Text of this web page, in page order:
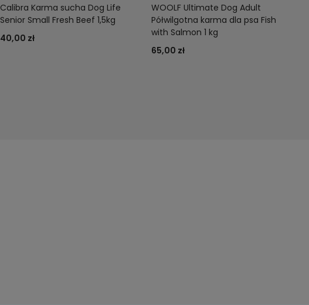
Calibra Karma sucha Dog Life
Senior Small Fresh Beef 1,5kg
40,00 zł
WOOLF Ultimate Dog Adult
Półwilgotna karma dla psa Fish
with Salmon 1 kg
65,00 zł